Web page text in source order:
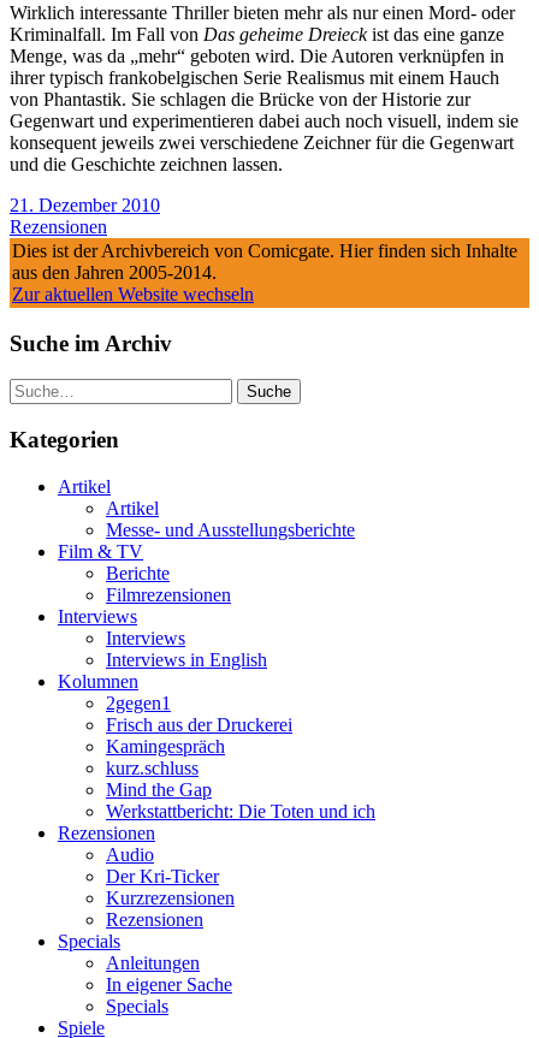
Wirklich interessante Thriller bieten mehr als nur einen Mord- oder
Kriminalfall. Im Fall von Das geheime Dreieckist das eine ganze
Menge, was da „mehr“ geboten wird. Die Autoren verknüpfen in
ihrer typisch frankobelgischen Serie Realismus mit einem Hauch
von Phantastik. Sie schlagen die Brücke von der Historie zur
Gegenwart und experimentieren dabei auch noch visuell, indem sie
konsequent jeweils zwei verschiedene Zeichner für die Gegenwart
und die Geschichte zeichnen lassen.
21. Dezember 2010
Rezensionen
Dies ist der Archivbereich von Comicgate. Hier finden sich Inhalte
aus den Jahren 2005-2014.
Zur aktuellen Website wechseln
Suche im Archiv
Suche
Kategorien
Artikel
Artikel
Messe- und Ausstellungsberichte
Film & TV
Berichte
Filmrezensionen
Interviews
Interviews
Interviews in English
Kolumnen
2gegen1
Frisch aus der Druckerei
Kamingespräch
kurz.schluss
Mind the Gap
Werkstattbericht: Die Toten und ich
Rezensionen
Audio
Der Kri-Ticker
Kurzrezensionen
Rezensionen
Specials
Anleitungen
In eigener Sache
Specials
Spiele